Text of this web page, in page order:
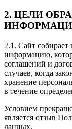
2. ЦЕЛИ
2.1. Сайт собирает
информацию,
соглашений и
случаев, когда
хранение
в течение
Условием
является отзыв
данных.